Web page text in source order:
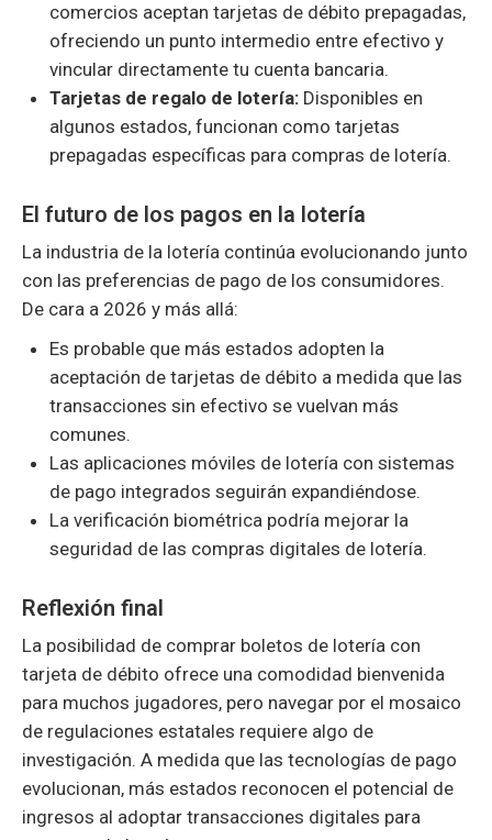
comercios aceptan tarjetas de débito prepagadas,
ofreciendo un punto intermedio entre efectivo y
vincular directamente tu cuenta bancaria.
Tarjetas de regalo de lotería: Disponibles en
algunos estados, funcionan como tarjetas
prepagadas específicas para compras de lotería.
El futuro de los pagos en la lotería
La industria de la lotería continúa evolucionando junto
con las preferencias de pago de los consumidores.
De cara a 2026 y más allá:
Es probable que más estados adopten la
aceptación de tarjetas de débito a medida que las
transacciones sin efectivo se vuelvan más
comunes.
Las aplicaciones móviles de lotería con sistemas
de pago integrados seguirán expandiéndose.
La verificación biométrica podría mejorar la
seguridad de las compras digitales de lotería.
Reflexión final
La posibilidad de comprar boletos de lotería con
tarjeta de débito ofrece una comodidad bienvenida
para muchos jugadores, pero navegar por el mosaico
de regulaciones estatales requiere algo de
investigación. A medida que las tecnologías de pago
evolucionan, más estados reconocen el potencial de
ingresos al adoptar transacciones digitales para